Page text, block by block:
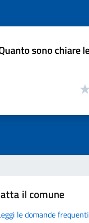
sono chiare
il comune
le domande frequenti